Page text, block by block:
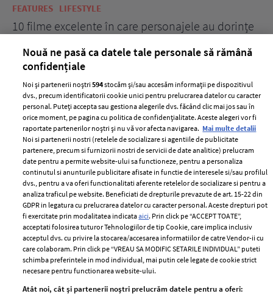
FEATURES LIFESTYLE
10 filme excelente în care personajele au dorințe
ELLE Style Awards
2024
Despre ELLE
Romania
Contact
Abonamente
Termeni si conditii
Politica de
confidențialitate
Politica de cookies
Publicitate
femei
Nouă ne pasă ca datele tale personale să rămână
confidențiale
Noi și partenerii noștri594stocăm și/sau accesăm informații pe dispozitivul
dvs., precum identificatorii cookie unici pentru prelucrarea datelor cu caracter
personal. Puteți accepta sau gestiona alegerile dvs. făcând clic mai jos sau în
orice moment, pe pagina cu politica de confidențialitate. Aceste alegeri vor fi
raportate partenerilor noștri și nu vă vor afecta navigarea. Mai multe detalii
Noi si partenerii nostri (retelele de socializare si agentiile de publicitate
partenere, precum si furnizorii nostri de servicii de date analitice) prelucram
date pentru a permite website-ului sa functioneze, pentru a personaliza
continutul si anunturile publicitare afisate in functie de interesele si/sau profilul
dvs., pentru a va oferi functionalitati aferente retelelor de socializare si pentru a
analiza traficul pe website. Beneficiati de drepturile prevazute de art. 15-22 din
GDPR in legatura cu prelucrarea datelor cu caracter personal. Aceste drepturi pot
fi exercitate prin modalitatea indicataaici. Prin click pe “ACCEPT TOATE”,
acceptati folosirea tuturor Tehnologiilor de tip Cookie, care implica inclusiv
acceptul dvs. cu privire la stocarea/accesarea informatiilor de catre Vendor-ii cu
care colaboram. Prin click pe “VREAU SA MODIFIC SETARILE INDIVIDUAL” puteti
schimba preferintele in mod individual, mai putin cele legate de cookie strict
necesare pentru functionarea website-ului.
Atât noi, cât și partenerii noștri prelucrăm datele pentru a oferi: